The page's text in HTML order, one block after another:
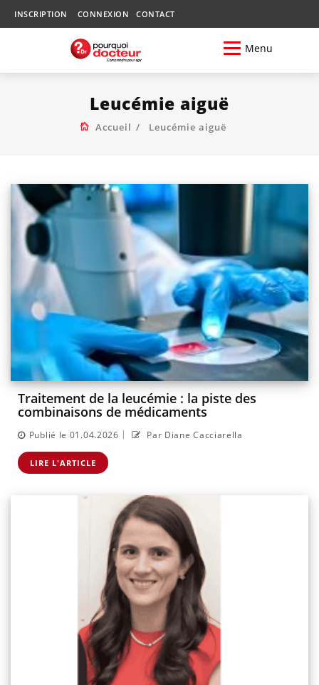
INSCRIPTION CONNEXION CONTACT
Menu
Leucémie aiguë
Accueil Leucémie aiguë
Traitement de la leucémie : la piste des
combinaisons de médicaments
Publié le 01.04.2026 | Par Diane Cacciarella
LIRE L'ARTICLE